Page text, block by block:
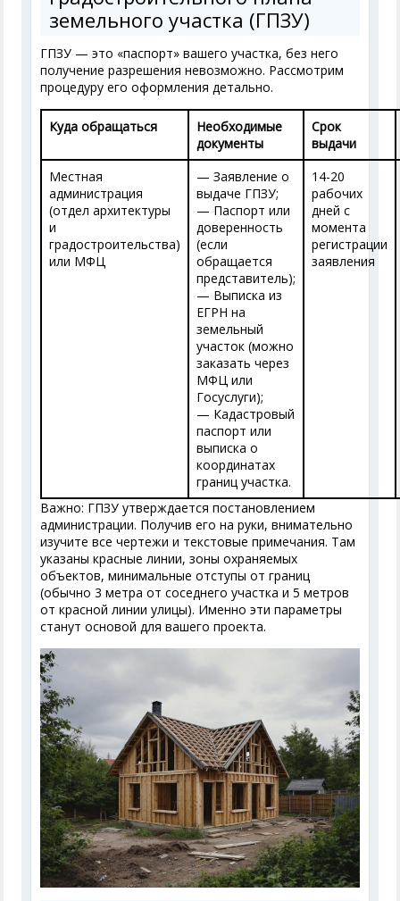
земельного участка (ГПЗУ)
ГПЗУ — это «паспорт» вашего участка, без него
получение разрешения невозможно. Рассмотрим
процедуру его оформления детально.
Куда обращаться
Необходимые
документы
Срок
выдачи
Местная
администрация
(отдел архитектуры
и
градостроительства)
или МФЦ
— Заявление о
выдаче ГПЗУ;
— Паспорт или
доверенность
(если
обращается
представитель);
— Выписка из
ЕГРН на
земельный
участок (можно
заказать через
МФЦ или
Госуслуги);
— Кадастровый
паспорт или
выписка о
координатах
границ участка.
14-20
рабочих
дней с
момента
регистрации
заявления
Важно: ГПЗУ утверждается постановлением
администрации. Получив его на руки, внимательно
изучите все чертежи и текстовые примечания. Там
указаны красные линии, зоны охраняемых
объектов, минимальные отступы от границ
(обычно 3 метра от соседнего участка и 5 метров
от красной линии улицы). Именно эти параметры
станут основой для вашего проекта.